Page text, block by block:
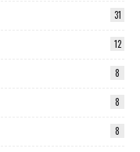
31
12
8
8
8